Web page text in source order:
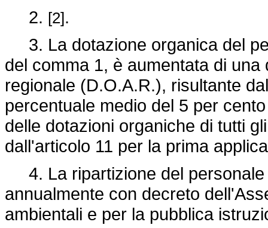
2. [2].
3. La dotazione organica del
del comma 1, è aumentata di
regionale (D.O.A.R.), risultante
percentuale medio del 5 per
delle dotazioni organiche di tutti
dall'articolo 11 per la prima
4. La ripartizione del personale
annualmente con decreto
ambientali e per la pubblica